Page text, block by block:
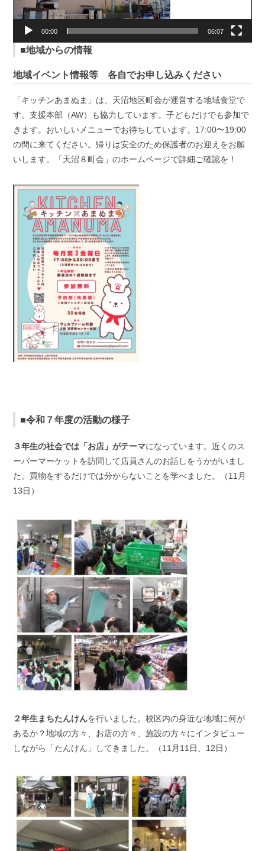
00:00 06:07
■地域からの情報
地域イベント情報等 各自でお申し込みください
「キッチンあまぬま」は、天沼地区町会が運営する地域食堂で
す。支援本部（AW）も協力しています。子どもだけでも参加で
きます。おいしいメニューでお待ちしています。17:00〜19:00
の間に来てください。帰りは安全のため保護者のお迎えをお願
いします。「天沼８町会」のホームページで詳細ご確認を！
■令和７年度の活動の様子
３年生の社会では「お店」がテーマになっています。近くのス
ーパーマーケットを訪問して店員さんのお話しをうかがいまし
た。買物をするだけでは分からないことを学べました。（11月
13日）
２年生まちたんけんを行いました。校区内の身近な地域に何が
あるか？地域の方々、お店の方々、施設の方々にインタビュー
しながら「たんけん」してきました。（11月11日、12日）